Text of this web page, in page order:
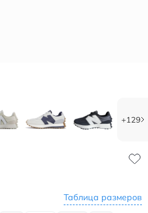
+129
Таблица размеров